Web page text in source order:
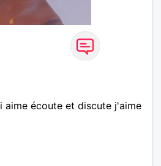
aime écoute et discute j'aime